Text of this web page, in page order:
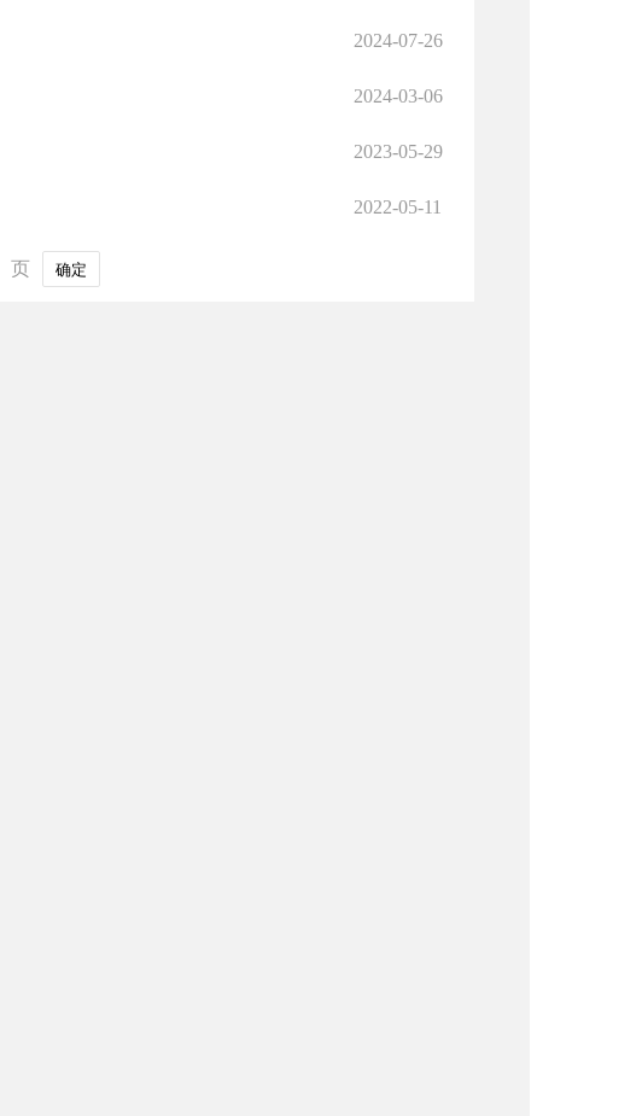
2024-07-26
2024-03-06
2023-05-29
2022-05-11
页 确定